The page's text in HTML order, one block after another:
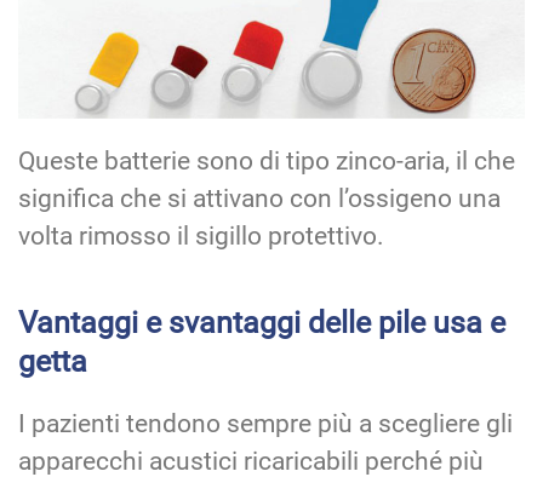
Queste batterie sono di tipo zinco-aria, il che
significa che si attivano con l’ossigeno una
volta rimosso il sigillo protettivo.
Vantaggi e svantaggi delle pile usa e
getta
I pazienti tendono sempre più a scegliere gli
apparecchi acustici ricaricabili perché più